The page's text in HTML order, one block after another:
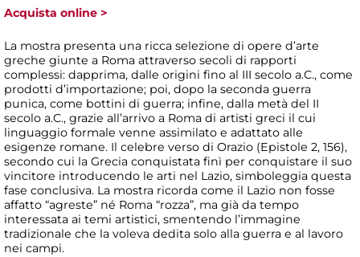
Acquista online >
La mostra presenta una ricca selezione di opere d’arte
greche giunte a Roma attraverso secoli di rapporti
complessi: dapprima, dalle origini fino al III secolo a.C., come
prodotti d’importazione; poi, dopo la seconda guerra
punica, come bottini di guerra; infine, dalla metà del II
secolo a.C., grazie all’arrivo a Roma di artisti greci il cui
linguaggio formale venne assimilato e adattato alle
esigenze romane. Il celebre verso di Orazio (Epistole 2, 156),
secondo cui la Grecia conquistata finì per conquistare il suo
vincitore introducendo le arti nel Lazio, simboleggia questa
fase conclusiva. La mostra ricorda come il Lazio non fosse
affatto “agreste” né Roma “rozza”, ma già da tempo
interessata ai temi artistici, smentendo l’immagine
tradizionale che la voleva dedita solo alla guerra e al lavoro
nei campi.